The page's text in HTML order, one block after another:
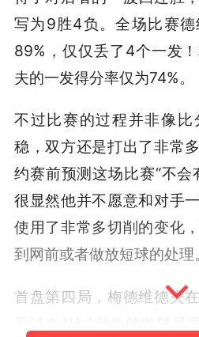
写为9胜4负。全场比赛
89%，仅仅丢了4个一发
夫的一发得分率仅为74%。
不过比赛的过程并非像比
稳，双方还是打出了非常
约赛前预测这场比赛“不会
很显然他并不愿意和对手
使用了非常多切削的变化
到网前或者做放短球的处理。
首盘第四局，梅德维德夫